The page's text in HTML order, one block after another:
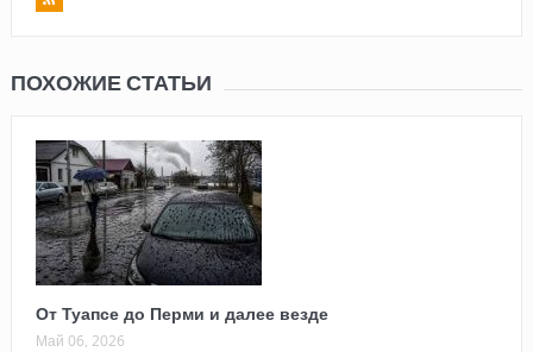
ПОХОЖИЕ СТАТЬИ
От Туапсе до Перми и далее везде
Май 06, 2026